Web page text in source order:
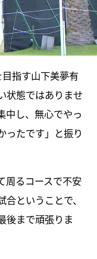
指す山下美夢有
状態ではありませ
中し、無心でやっ
ったです」と振り
周るコースで不安
ということで、
後まで頑張りま